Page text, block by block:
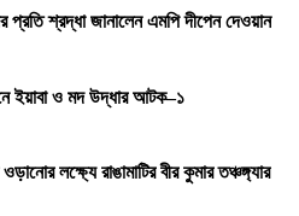
শ্রদ্ধা জানালেন এমপি দীপেন দেওয়ান
ইয়াবা ও মদ উদ্ধার আটক–১
লক্ষ্যে রাঙামাটির বীর কুমার তঞ্চঙ্গ্যার